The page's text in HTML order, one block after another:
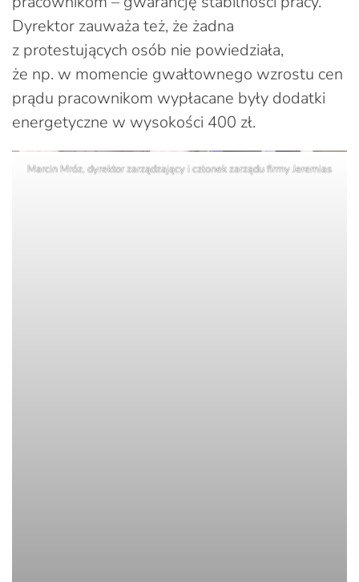
Dyrektor zauważa też, że żadna
z protestujących osób nie powiedziała,
że np. w momencie gwałtownego wzrostu cen
prądu pracownikom wypłacane były dodatki
energetyczne w wysokości 400 zł.
Marcin Mróz, dyrektor zarządzający i członek zarządu firmy Jeremias